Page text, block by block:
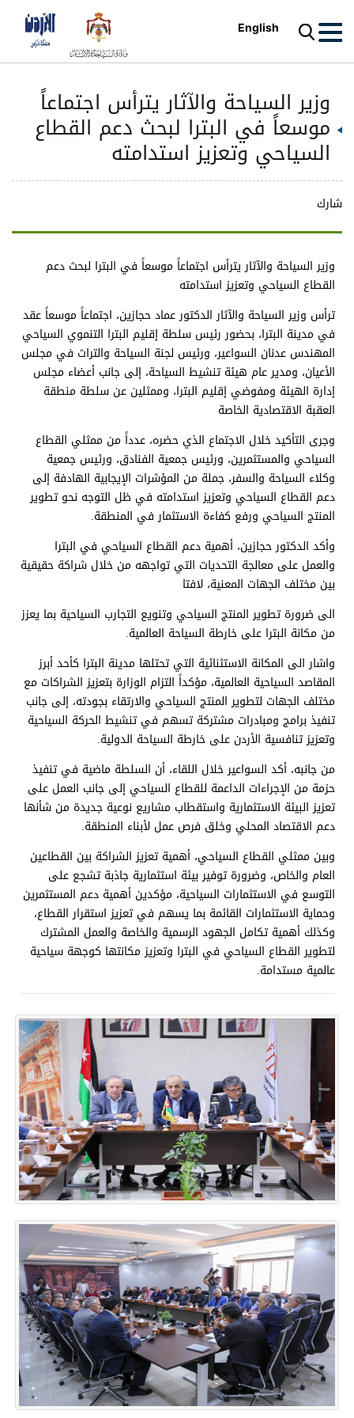
English
وزير السياحة والآثار يترأس اجتماعاً
موسعاً في البترا لبحث دعم القطاع
السياحي وتعزيز استدامته
شارك
وزير السياحة والآثار يترأس اجتماعاً موسعاً في البترا لبحث دعم
القطاع السياحي وتعزيز استدامته
ترأس وزير السياحة والآثار الدكتور عماد حجازين، اجتماعاً موسعاً عقد
في مدينة البترا، بحضور رئيس سلطة إقليم البترا التنموي السياحي
المهندس عدنان السواعير، ورئيس لجنة السياحة والتراث في مجلس
الأعيان، ومدير عام هيئة تنشيط السياحة، إلى جانب أعضاء مجلس
إدارة الهيئة ومفوضي إقليم البترا، وممثلين عن سلطة منطقة
العقبة الاقتصادية الخاصة
وجرى التأكيد خلال الاجتماع الذي حضره، عدداً من ممثلي القطاع
السياحي والمستثمرين، ورئيس جمعية الفنادق، ورئيس جمعية
وكلاء السياحة والسفر، جملة من المؤشرات الإيجابية الهادفة إلى
دعم القطاع السياحي وتعزيز استدامته في ظل التوجه نحو تطوير
المنتج السياحي ورفع كفاءة الاستثمار في المنطقة.
وأكد الدكتور حجازين، أهمية دعم القطاع السياحي في البترا
والعمل على معالجة التحديات التي تواجهه من خلال شراكة حقيقية
بين مختلف الجهات المعنية، لافتا
الى ضرورة تطوير المنتج السياحي وتنويع التجارب السياحية بما يعزز
من مكانة البترا على خارطة السياحة العالمية.
واشار الى المكانة الاستثنائية التي تحتلها مدينة البترا كأحد أبرز
المقاصد السياحية العالمية، مؤكداً التزام الوزارة بتعزيز الشراكات مع
مختلف الجهات لتطوير المنتج السياحي والارتقاء بجودته، إلى جانب
تنفيذ برامج ومبادرات مشتركة تسهم في تنشيط الحركة السياحية
وتعزيز تنافسية الأردن على خارطة السياحة الدولية.
من جانبه، أكد السواعير خلال اللقاء، أن السلطة ماضية في تنفيذ
حزمة من الإجراءات الداعمة للقطاع السياحي إلى جانب العمل على
تعزيز البيئة الاستثمارية واستقطاب مشاريع نوعية جديدة من شأنها
دعم الاقتصاد المحلي وخلق فرص عمل لأبناء المنطقة.
وبين ممثلي القطاع السياحي، أهمية تعزيز الشراكة بين القطاعين
العام والخاص، وضرورة توفير بيئة استثمارية جاذبة تشجع على
التوسع في الاستثمارات السياحية، مؤكدين أهمية دعم المستثمرين
وحماية الاستثمارات القائمة بما يسهم في تعزيز استقرار القطاع،
وكذلك أهمية تكامل الجهود الرسمية والخاصة والعمل المشترك
لتطوير القطاع السياحي في البترا وتعزيز مكانتها كوجهة سياحية
عالمية مستدامة.